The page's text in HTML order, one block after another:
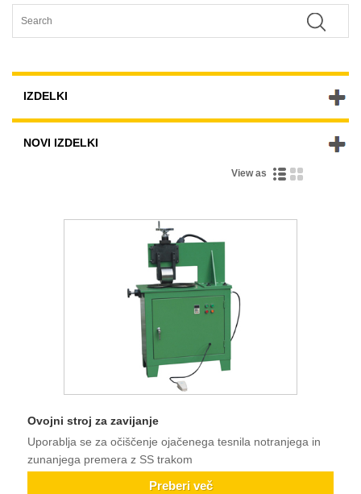
IZDELKI
NOVI IZDELKI
View as
Ovojni stroj za zavijanje
Uporablja se za očiščenje ojačenega tesnila notranjega in
zunanjega premera z SS trakom
Preberi več